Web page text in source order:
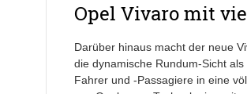
Opel Vivaro mit
Darüber hinaus macht der neue
die dynamische Rundum-Sicht
Fahrer und -Passagiere in eine